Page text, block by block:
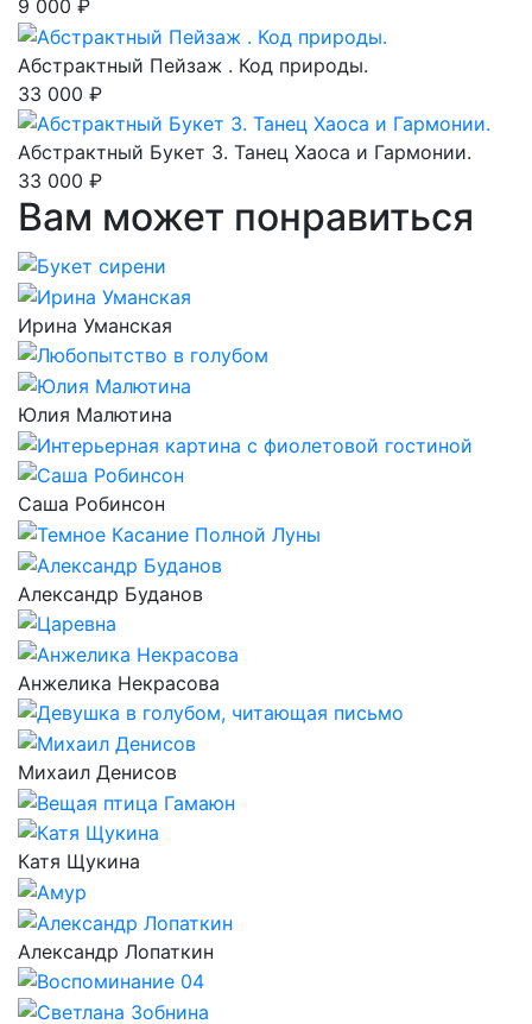
9 000 ₽
Абстрактный Пейзаж . Код природы.
33 000 ₽
Абстрактный Букет 3. Танец Хаоса и Гармонии.
33 000 ₽
Вам может понравиться
Ирина Уманская
Юлия Малютина
Саша Робинсон
Александр Буданов
Анжелика Некрасова
Михаил Денисов
Катя Щукина
Александр Лопаткин